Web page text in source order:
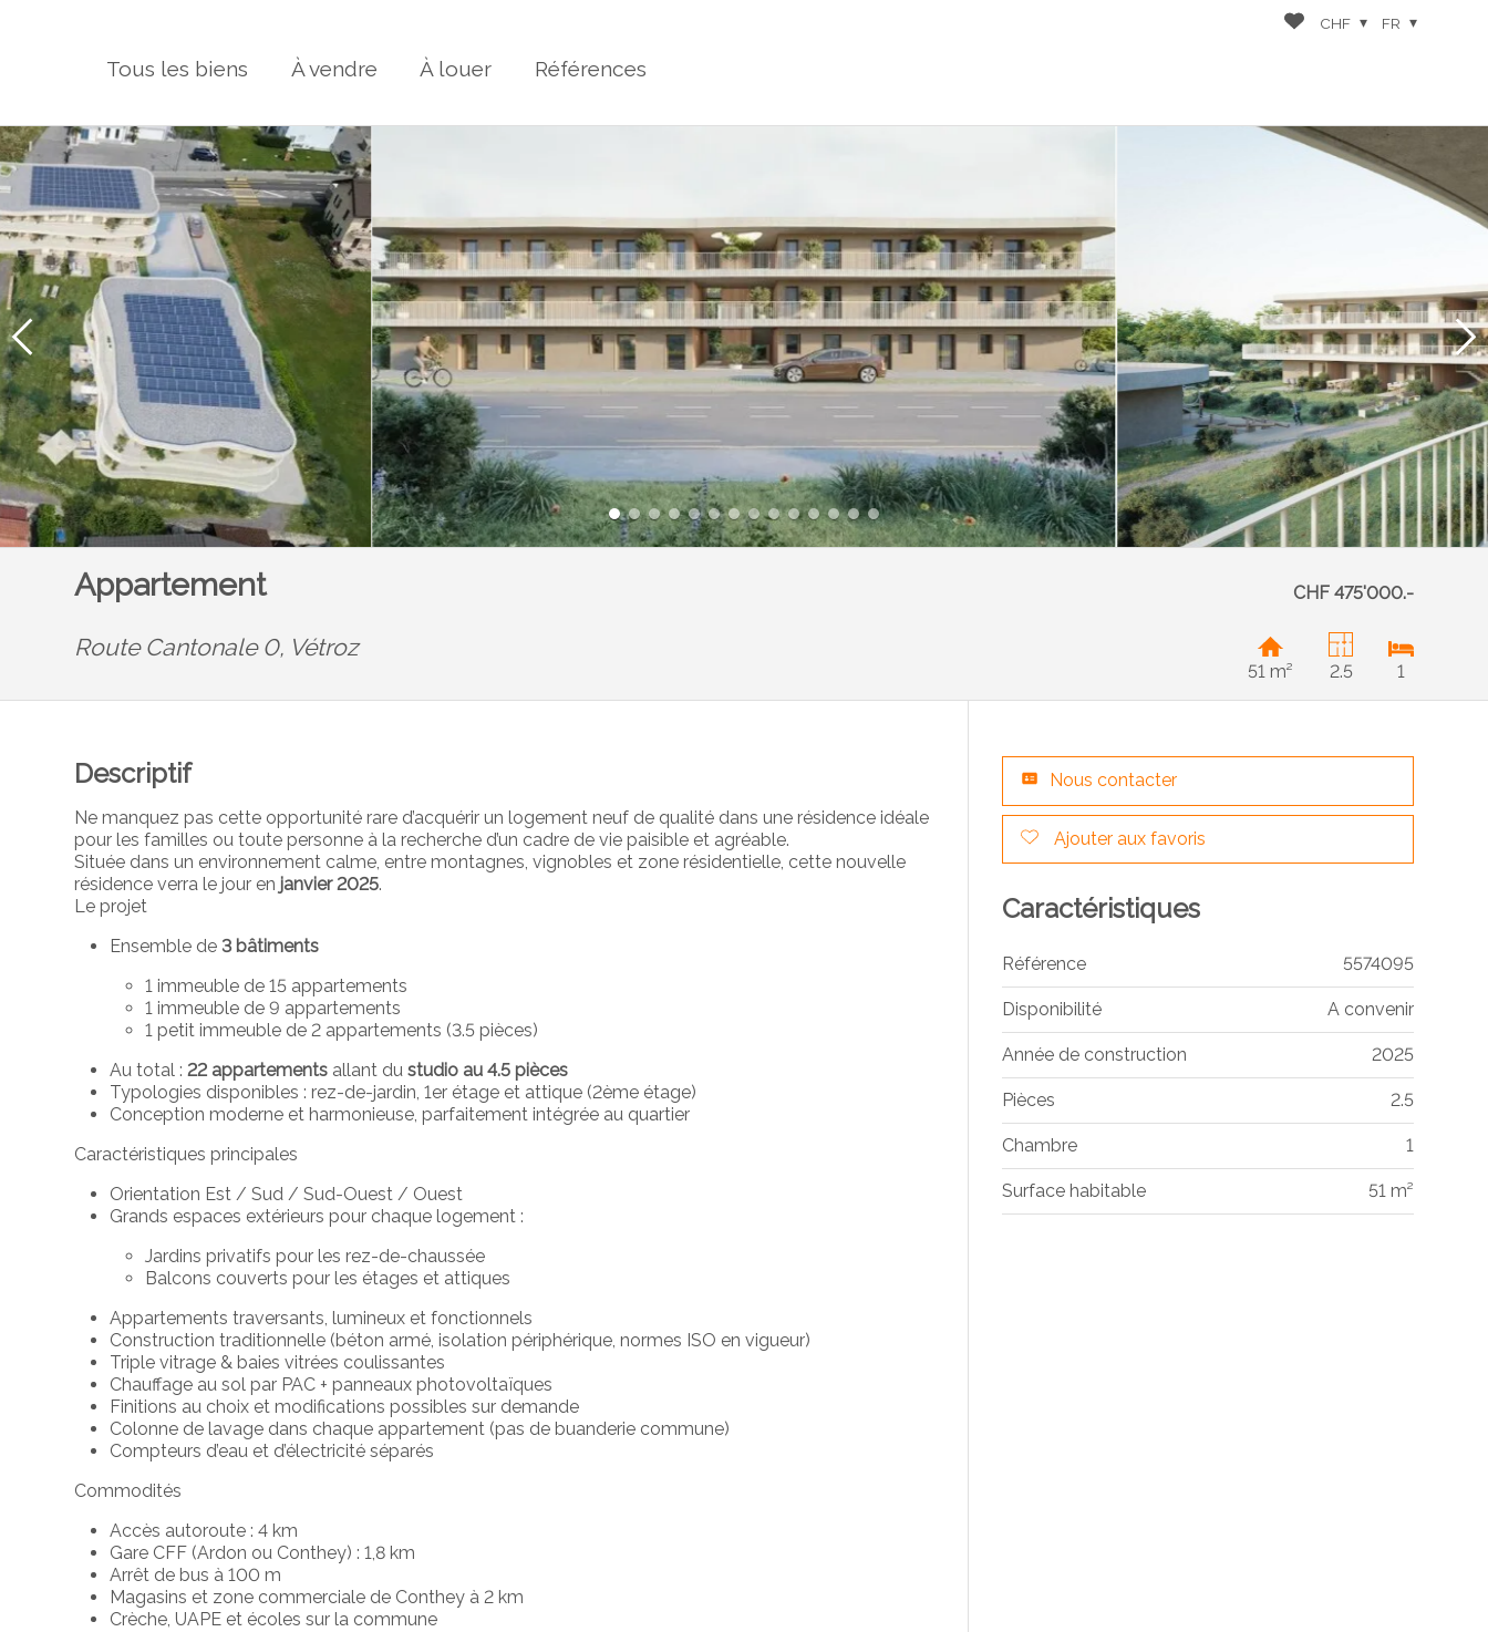
Tous les biens À vendre À louer Références
CHF FR
Appartement CHF 475'000.-
Route Cantonale 0, Vétroz
51 m² 2.5 1
Descriptif
Ne manquez pas cette opportunité rare d’acquérir un logement neuf de qualité dans une résidence idéale
pour les familles ou toute personne à la recherche d’un cadre de vie paisible et agréable.
Située dans un environnement calme, entre montagnes, vignobles et zone résidentielle, cette nouvelle
résidence verra le jour en janvier 2025.
Le projet
Ensemble de 3 bâtiments
1 immeuble de 15 appartements
1 immeuble de 9 appartements
1 petit immeuble de 2 appartements (3.5 pièces)
Au total :22 appartements allant dustudio au 4.5 pièces
Typologies disponibles : rez-de-jardin, 1er étage et attique (2ème étage)
Conception moderne et harmonieuse, parfaitement intégrée au quartier
Caractéristiques principales
Orientation Est / Sud / Sud-Ouest / Ouest
Grands espaces extérieurs pour chaque logement :
Jardins privatifs pour les rez-de-chaussée
Balcons couverts pour les étages et attiques
Appartements traversants, lumineux et fonctionnels
Construction traditionnelle (béton armé, isolation périphérique, normes ISO en vigueur)
Triple vitrage & baies vitrées coulissantes
Chauffage au sol par PAC + panneaux photovoltaïques
Finitions au choix et modifications possibles sur demande
Colonne de lavage dans chaque appartement (pas de buanderie commune)
Compteurs d’eau et d’électricité séparés
Commodités
Accès autoroute : 4 km
Gare CFF (Ardon ou Conthey) : 1,8 km
Arrêt de bus à 100 m
Magasins et zone commerciale de Conthey à 2 km
Crèche, UAPE et écoles sur la commune
Nous contacter
Ajouter aux favoris
Caractéristiques
Référence 5574095
Disponibilité A convenir
Année de construction 2025
Pièces 2.5
Chambre 1
Surface habitable 51 m²